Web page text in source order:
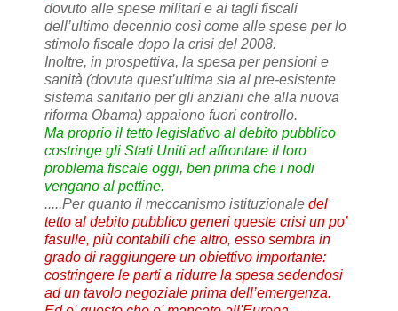
dovuto alle spese militari e ai tagli fiscali
dell’ultimo decennio così come alle spese per lo
stimolo fiscale dopo la crisi del 2008.
Inoltre, in prospettiva, la spesa per pensioni e
sanità (dovuta quest’ultima sia al pre-esistente
sistema sanitario per gli anziani che alla nuova
riforma Obama) appaiono fuori controllo.
Ma proprio il tetto legislativo al debito pubblico
costringe gli Stati Uniti ad affrontare il loro
problema fiscale oggi, ben prima che i nodi
vengano al pettine.
.....Per quanto il meccanismo istituzionale del
tetto al debito pubblico generi queste crisi un po’
fasulle, più contabili che altro, esso sembra in
grado di raggiungere un obiettivo importante:
costringere le parti a ridurre la spesa sedendosi
ad un tavolo negoziale prima dell’emergenza.